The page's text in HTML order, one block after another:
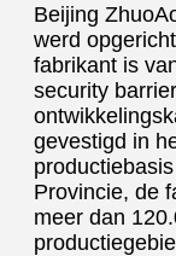
Beijing
werd
fabrikant is
security
gevestigd in
Provincie, de
meer dan